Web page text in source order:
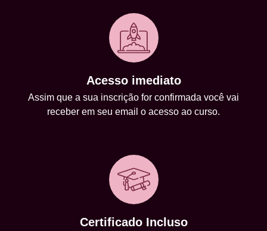
Acesso imediato
Assim que a sua inscrição for confirmada você vai
receber em seu email o acesso ao curso.
Certificado Incluso